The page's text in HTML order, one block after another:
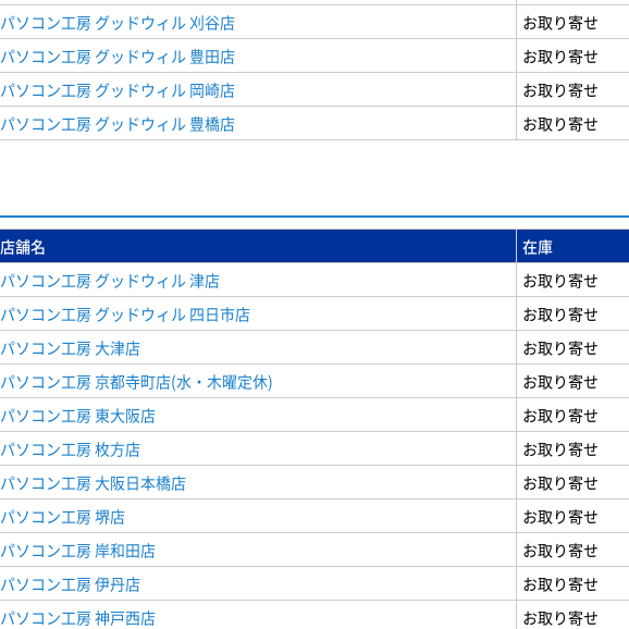
パソコン工房 グッドウィル 刈谷店
お取り寄せ
パソコン工房 グッドウィル 豊田店
お取り寄せ
パソコン工房 グッドウィル 岡崎店
お取り寄せ
パソコン工房 グッドウィル 豊橋店 お取り寄せ
店舗名
在庫
パソコン工房 グッドウィル 津店
お取り寄せ
パソコン工房 グッドウィル 四日市店
お取り寄せ
パソコン工房 大津店
お取り寄せ
パソコン工房 京都寺町店(水・木曜定休)
お取り寄せ
パソコン工房 東大阪店
お取り寄せ
パソコン工房 枚方店
お取り寄せ
パソコン工房 大阪日本橋店
お取り寄せ
パソコン工房 堺店
お取り寄せ
パソコン工房 岸和田店
お取り寄せ
パソコン工房 伊丹店
お取り寄せ
パソコン工房 神戸西店
お取り寄せ